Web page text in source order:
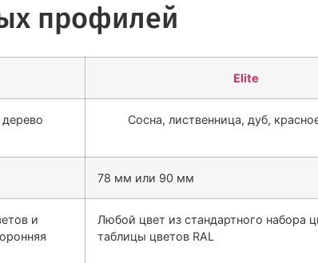
профилей
Elite
Сосна, лиственница, дуб,
78 мм или 90 мм
и
Любой цвет из стандартного набора
таблицы цветов RAL